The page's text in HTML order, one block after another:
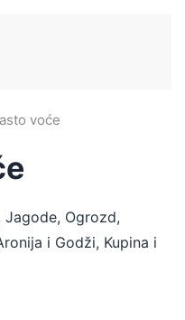
voće
Ogrozd,
i Godži, Kupina i